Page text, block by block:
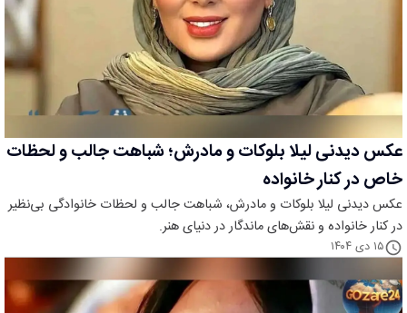
عکس دیدنی لیلا بلوکات و مادرش؛ شباهت جالب و لحظات
خاص در کنار خانواده
عکس دیدنی لیلا بلوکات و مادرش، شباهت جالب و لحظات خانوادگی بی‌نظیر
در کنار خانواده و نقش‌های ماندگار در دنیای هنر.
۱۵ دی ۱۴۰۴